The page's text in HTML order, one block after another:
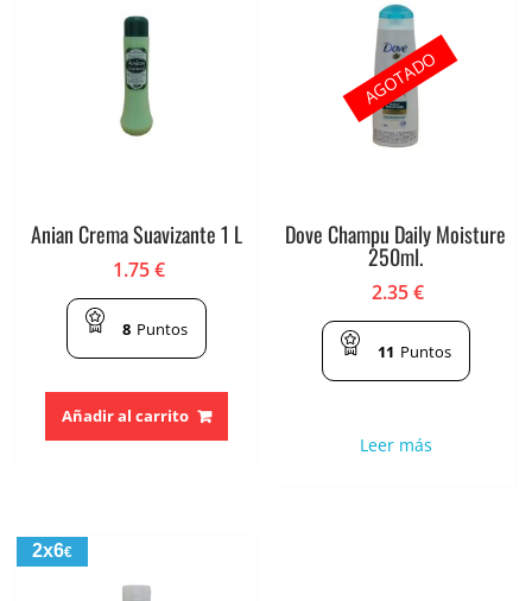
Anian Crema Suavizante 1 L
1.75€
8 Puntos
Añadir al carrito
Dove Champu Daily Moisture
250ml.
2.35€
11 Puntos
Leer más
AGOTADO
2x6€